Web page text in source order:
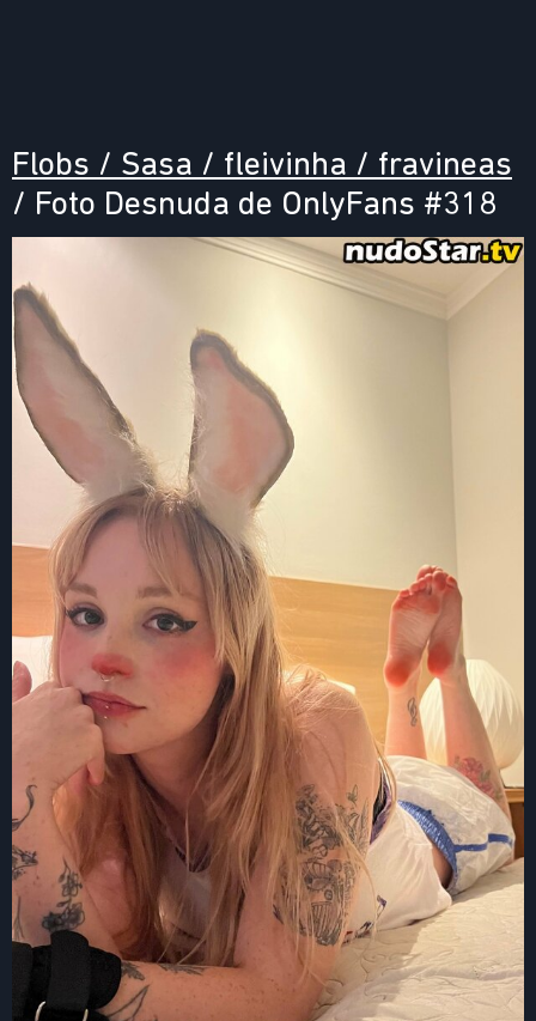
Flobs / Sasa / fleivinha / fravineas
/ Foto Desnuda de OnlyFans #318